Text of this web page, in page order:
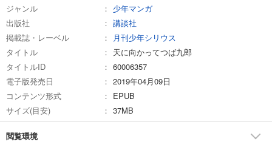
ジャンル
少年マンガ
出版社
講談社
掲載誌・レーベル
月刊少年シリウス
タイトル
天に向かってつば九郎
タイトルID
60006357
電子版発売日
2019年04月09日
コンテンツ形式
EPUB
サイズ(目安)
37MB
閲覧環境